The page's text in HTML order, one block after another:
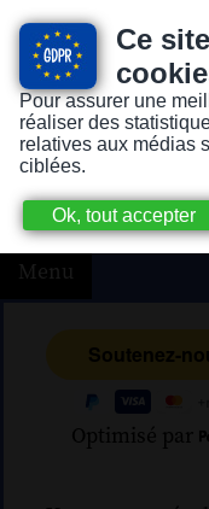
Ce
Pour assurer une
réaliser des
relatives aux médias
ciblées.
Version pour
Menu
Optimisé par